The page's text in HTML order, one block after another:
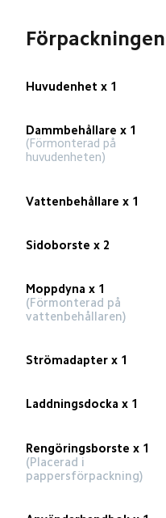
Huvudenhet x 1
Dammbehållare x 1
(Förmonterad på
huvudenheten)
Vattenbehållare x 1
Sidoborste x 2
Moppdyna x 1
(Förmonterad på
vattenbehållaren)
Strömadapter x 1
Laddningsdocka x 1
Rengöringsborste x 1
(Placerad i
pappersförpackning)